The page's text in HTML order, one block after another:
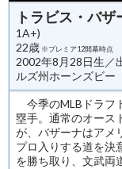
トラビス・バザ
1A+)
22歳 ※プレミア12開幕時点
2002年8月28日生／
ルズ州ホーンズビー
今季のMLBドラフ
塁手。通常のオース
が、バザーナはアメ
プロ入りする道を決
を勝ち取り、文武両